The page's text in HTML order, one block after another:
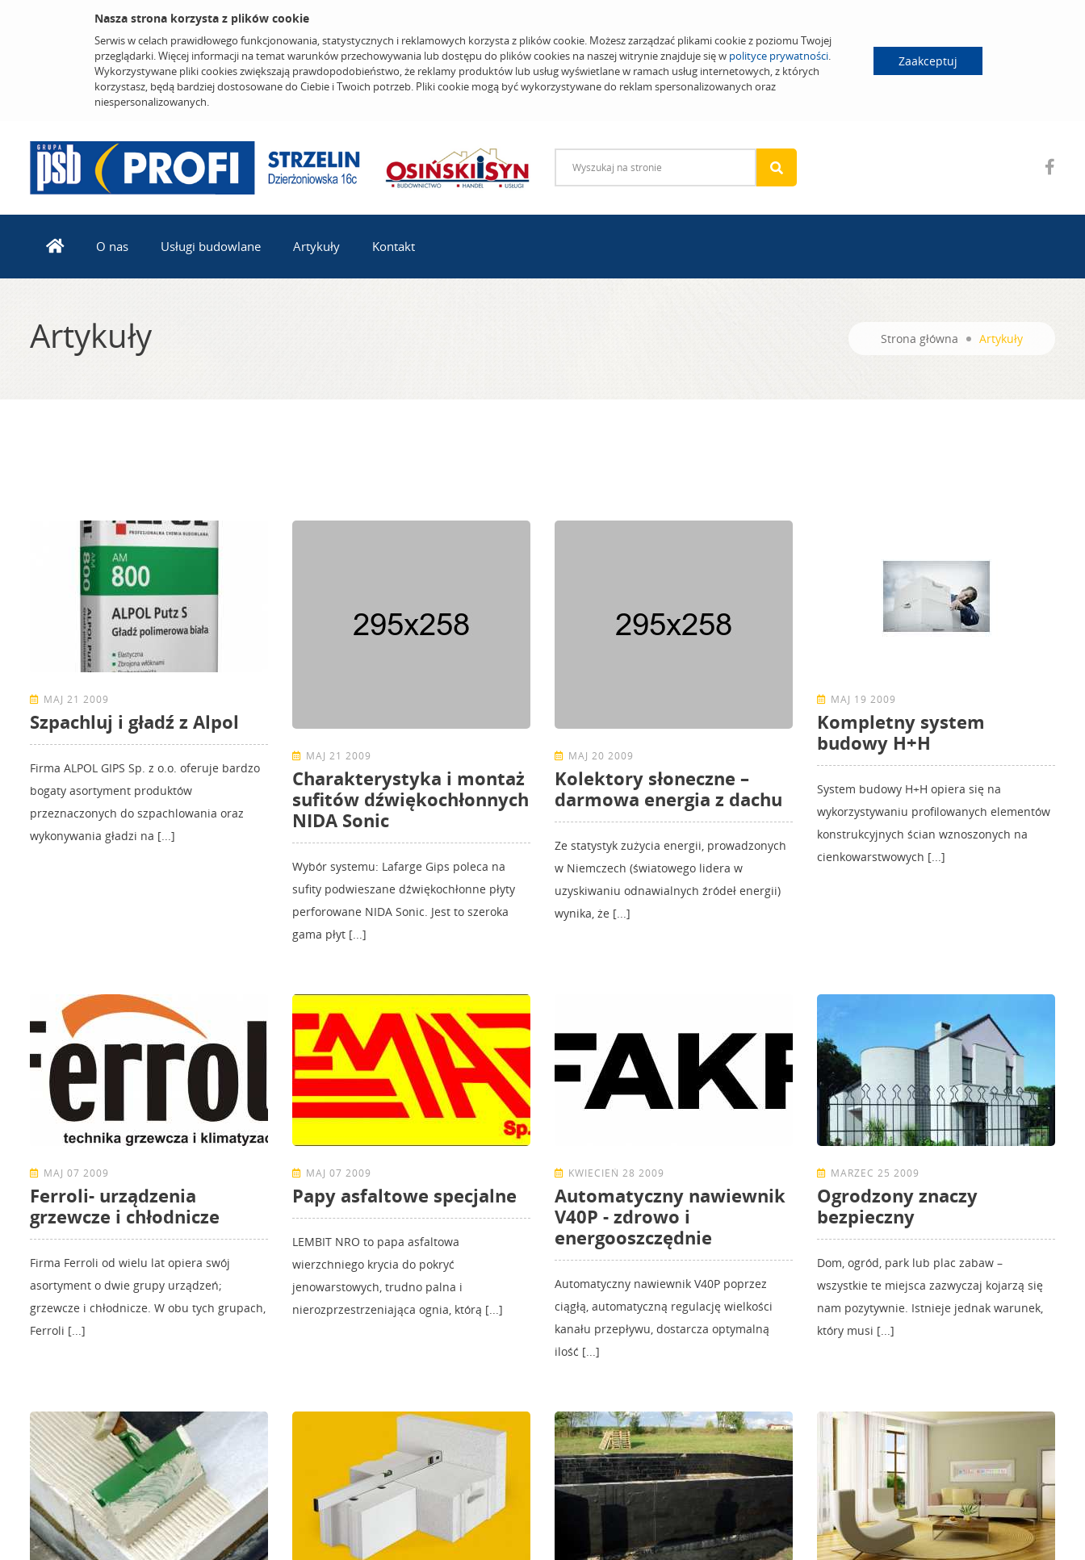
Nasza strona korzysta z plików cookie
Serwis w celach prawidłowego funkcjonowania, statystycznych i reklamowych korzysta z plików cookie. Możesz zarządzać plikami cookie z poziomu Twojej
przeglądarki. Więcej informacji na temat warunków przechowywania lub dostępu do plików cookies na naszej witrynie znajduje się w polityce prywatności.
Wykorzystywane pliki cookies zwiększają prawdopodobieństwo, że reklamy produktów lub usług wyświetlane w ramach usług internetowych, z których
korzystasz, będą bardziej dostosowane do Ciebie i Twoich potrzeb. Pliki cookie mogą być wykorzystywane do reklam spersonalizowanych oraz
niespersonalizowanych.
Zaakceptuj
O nas Usługi budowlane Artykuły Kontakt
Artykuły Strona główna Artykuły
MAJ 21 2009
Szpachluj i gładź z Alpol
Firma ALPOL GIPS Sp. z o.o. oferuje bardzo
bogaty asortyment produktów
przeznaczonych do szpachlowania oraz
wykonywania gładzi na [...]
MAJ 21 2009
Charakterystyka i montaż
sufitów dźwiękochłonnych
NIDA Sonic
Wybór systemu: Lafarge Gips poleca na
sufity podwieszane dźwiękochłonne płyty
perforowane NIDA Sonic. Jest to szeroka
gama płyt [...]
MAJ 20 2009
Kolektory słoneczne –
darmowa energia z dachu
Ze statystyk zużycia energii, prowadzonych
w Niemczech (światowego lidera w
uzyskiwaniu odnawialnych źródeł energii)
wynika, że [...]
MAJ 19 2009
Kompletny system
budowy H+H
System budowy H+H opiera się na
wykorzystywaniu profilowanych elementów
konstrukcyjnych ścian wznoszonych na
cienkowarstwowych [...]
MAJ 07 2009
Ferroli- urządzenia
grzewcze i chłodnicze
Firma Ferroli od wielu lat opiera swój
asortyment o dwie grupy urządzeń;
grzewcze i chłodnicze. W obu tych grupach,
Ferroli [...]
MAJ 07 2009
Papy asfaltowe specjalne
LEMBIT NRO to papa asfaltowa
wierzchniego krycia do pokryć
jenowarstowych, trudno palna i
nierozprzestrzeniająca ognia, którą [...]
KWIECIEŃ 28 2009
Automatyczny nawiewnik
V40P - zdrowo i
energooszczędnie
Automatyczny nawiewnik V40P poprzez
ciągłą, automatyczną regulację wielkości
kanału przepływu, dostarcza optymalną
ilość [...]
MARZEC 25 2009
Ogrodzony znaczy
bezpieczny
Dom, ogród, park lub plac zabaw –
wszystkie te miejsca zazwyczaj kojarzą się
nam pozytywnie. Istnieje jednak warunek,
który musi [...]